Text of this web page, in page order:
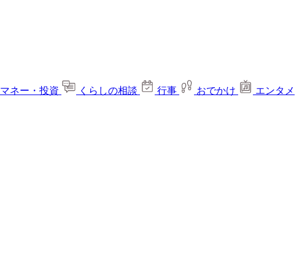
マネー・投資 くらしの相談 行事 おでかけ
エンタメ